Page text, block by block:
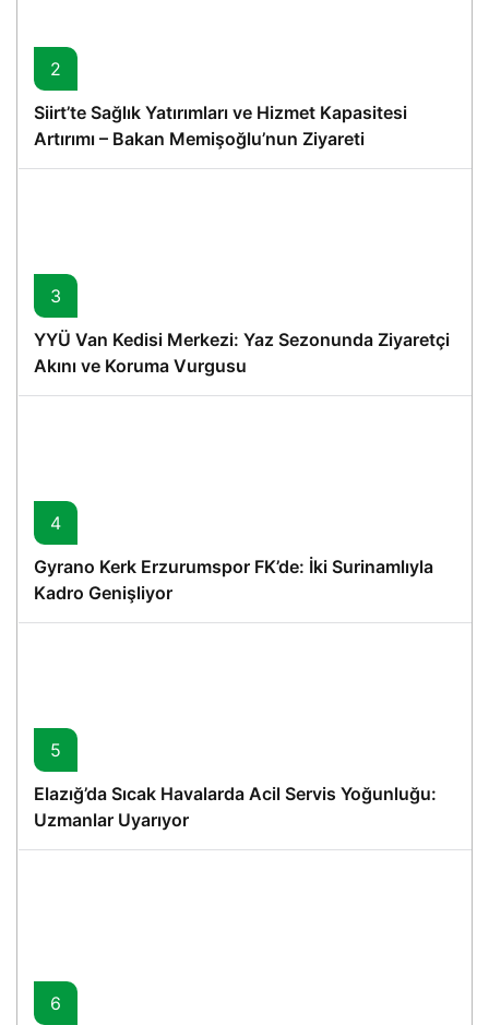
2
Siirt’te Sağlık Yatırımları ve Hizmet Kapasitesi
Artırımı – Bakan Memişoğlu’nun Ziyareti
3
YYÜ Van Kedisi Merkezi: Yaz Sezonunda Ziyaretçi
Akını ve Koruma Vurgusu
4
Gyrano Kerk Erzurumspor FK’de: İki Surinamlıyla
Kadro Genişliyor
5
Elazığ’da Sıcak Havalarda Acil Servis Yoğunluğu:
Uzmanlar Uyarıyor
6